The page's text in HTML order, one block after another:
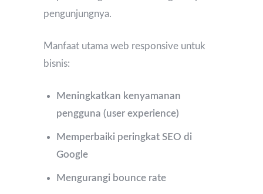
pengunjungnya.
Manfaat utama web responsive untuk
bisnis:
Meningkatkan kenyamanan
pengguna (user experience)
Memperbaiki peringkat SEO di
Google
Mengurangi bounce rate